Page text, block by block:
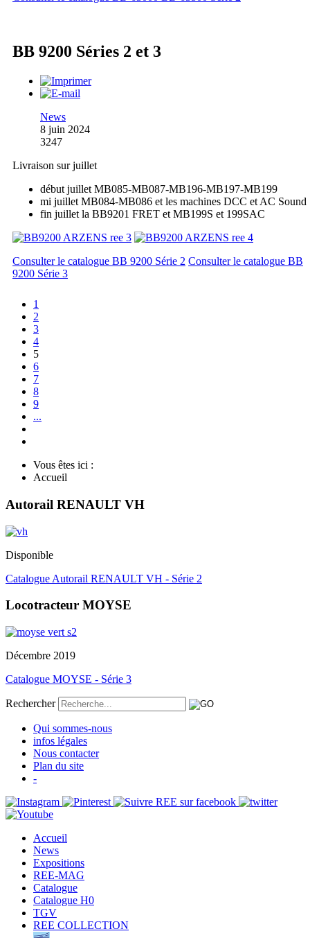
BB 9200 Séries 2 et 3
News
8 juin 2024
3247
Livraison sur juillet
début juillet MB085-MB087-MB196-MB197-MB199
mi juillet MB084-MB086 et les machines DCC et AC Sound
fin juillet la BB9201 FRET et MB199S et 199SAC
Consulter le catalogue BB 9200 Série 2 Consulter le catalogue BB
9200 Série 3
1
2
3
4
5
6
7
8
9
...
Vous êtes ici :
Accueil
Autorail RENAULT VH
Disponible
Catalogue Autorail RENAULT VH - Série 2
Locotracteur MOYSE
Décembre 2019
Catalogue MOYSE - Série 3
Rechercher
Qui sommes-nous
infos légales
Nous contacter
Plan du site
-
Accueil
News
Expositions
REE-MAG
Catalogue
Catalogue H0
TGV
REE COLLECTION